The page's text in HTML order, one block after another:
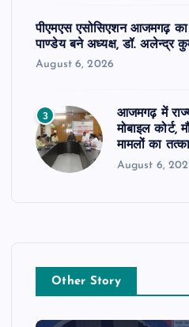
पीएमएस एसोसिएशन आजमगढ़
पाण्डेय बने अध्यक्ष, डॉ. अलेन्द्र
August 6, 2026
3
आजमगढ़ में
मोबाइल कोर्ट,
मामलों का
August 6,
Other Story